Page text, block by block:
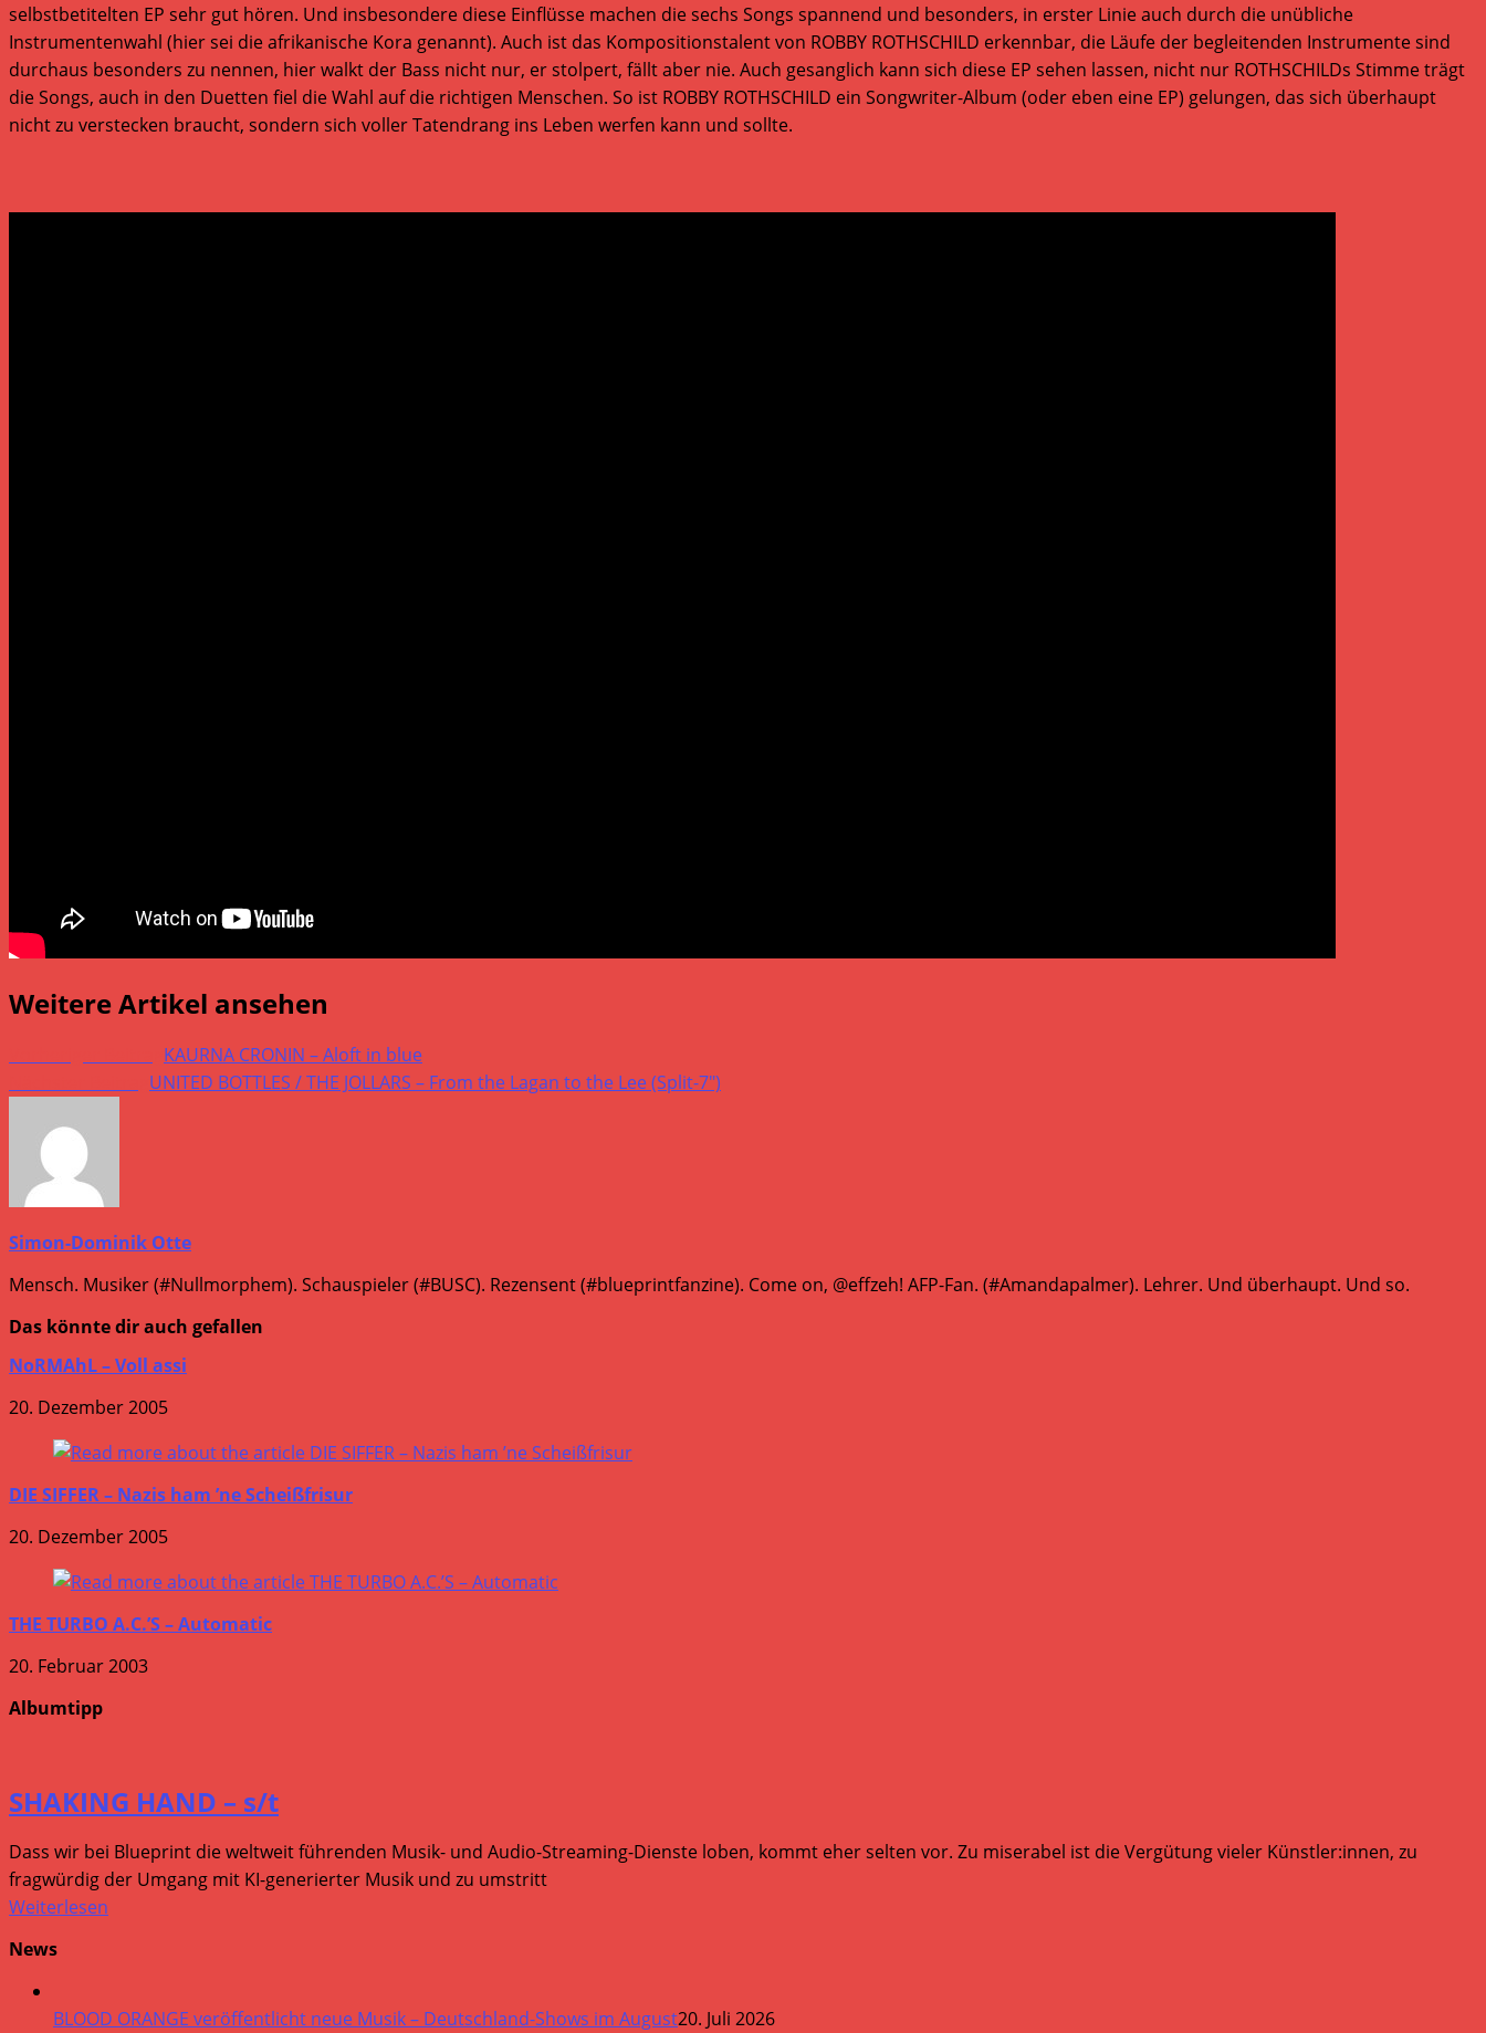
selbstbetitelten EP sehr gut hören. Und insbesondere diese Einflüsse machen die sechs Songs spannend und besonders, in erster Linie auch durch die unübliche
Instrumentenwahl (hier sei die afrikanische Kora genannt). Auch ist das Kompositionstalent von ROBBY ROTHSCHILD erkennbar, die Läufe der begleitenden Instrumente sind
durchaus besonders zu nennen, hier walkt der Bass nicht nur, er stolpert, fällt aber nie. Auch gesanglich kann sich diese EP sehen lassen, nicht nur ROTHSCHILDs Stimme trägt
die Songs, auch in den Duetten fiel die Wahl auf die richtigen Menschen. So ist ROBBY ROTHSCHILD ein Songwriter-Album (oder eben eine EP) gelungen, das sich überhaupt
nicht zu verstecken braucht, sondern sich voller Tatendrang ins Leben werfen kann und sollte.
Weitere Artikel ansehen
KAURNA CRONIN – Aloft in blue
UNITED BOTTLES / THE JOLLARS – From the Lagan to the Lee (Split-7″)
Simon-Dominik Otte
Mensch. Musiker (#Nullmorphem). Schauspieler (#BUSC). Rezensent (#blueprintfanzine). Come on, @effzeh! AFP-Fan. (#Amandapalmer). Lehrer. Und überhaupt. Und so.
Das könnte dir auch gefallen
NoRMAhL – Voll assi
20. Dezember 2005
DIE SIFFER – Nazis ham ’ne Scheißfrisur
20. Dezember 2005
THE TURBO A.C.’S – Automatic
20. Februar 2003
Albumtipp
SHAKING HAND – s/t
Dass wir bei Blueprint die weltweit führenden Musik- und Audio-Streaming-Dienste loben, kommt eher selten vor. Zu miserabel ist die Vergütung vieler Künstler:innen, zu
fragwürdig der Umgang mit KI-generierter Musik und zu umstritt
Weiterlesen
News
BLOOD ORANGE veröffentlicht neue Musik – Deutschland-Shows im August20. Juli 2026